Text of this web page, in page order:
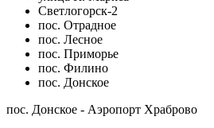
Светлогорск-2
пос. Отрадное
пос. Лесное
пос. Приморье
пос. Филино
пос. Донское
пос. Донское - Аэропорт Храброво